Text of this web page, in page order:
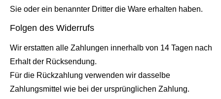
Sie oder ein benannter Dritter die Ware erhalten haben.
Folgen des Widerrufs
Wir erstatten alle Zahlungen innerhalb von 14 Tagen nach
Erhalt der Rücksendung.
Für die Rückzahlung verwenden wir dasselbe
Zahlungsmittel wie bei der ursprünglichen Zahlung.